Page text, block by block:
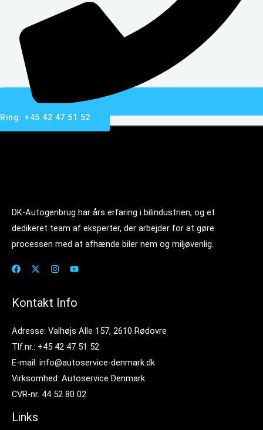
Ring: +45 42 47 51 52
DK-Autogenbrug har års erfaring i bilindustrien, og et
dedikeret team af eksperter, der arbejder for at gøre
processen med at afhænde biler nem og miljøvenlig.
Kontakt Info
Adresse: Valhøjs Alle 157, 2610 Rødovre
Tlf.nr.: +45 42 47 51 52
E-mail: info@autoservice-denmark.dk
Virksomhed: Autoservice Denmark
CVR-nr. 44 52 80 02
Links